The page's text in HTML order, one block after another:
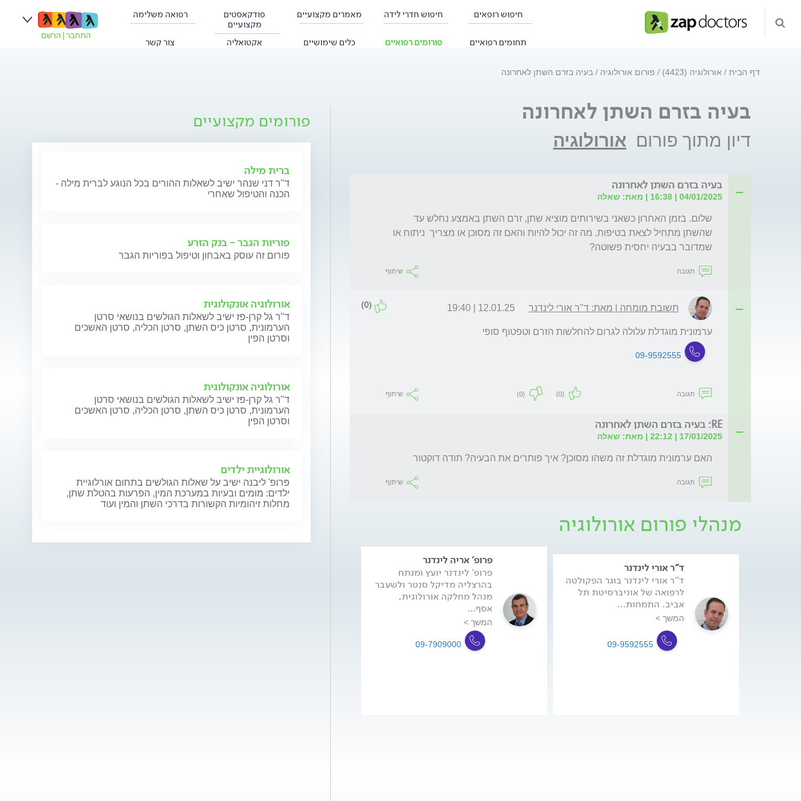
חיפוש רופאים חיפוש חדרי לידה מאמרים מקצועיים
פודקאסטים
מקצועיים
רפואה משלימה
תחומים רפואיים פורומים רפואיים כלים שימושיים אקטואליה צור קשר
התחבר הרשם
דף הבית אורולוגיה (4423) פורום אורולוגיה בעיה בזרם השתן לאחרונה
בעיה בזרם השתן לאחרונה
דיון מתוך פורום אורולוגיה
בעיה בזרם השתן לאחרונה
04/01/2025 | 16:38 | מאת: שאלה
שמדובר בבעיה יחסית פשוטה?
תגובה שיתוף
תשובת מומחה | מאת: ד"ר אורי לינדנר 12.01.25 | 19:40
(0)
ערמונית מוגדלת עלולה לגרום להחלשות הזרם וטפטוף סופי
09-9592555
תגובה (0)
(0) שיתוף
RE: בעיה בזרם השתן לאחרונה
17/01/2025 | 22:12 | מאת: שאלה
האם ערמונית מוגדלת זה משהו מסוכן? איך פותרים את הבעיה? תודה דוקטור
תגובה שיתוף
מנהלי פורום אורולוגיה
ד"ר אורי לינדנר
ד"ר אורי לינדנר בוגר הפקולטה
לרפואה של אוניברסיטת תל
אביב. התמחות...
המשך >
09-9592555
פרופ' אריה לינדנר
פרופ' לינדנר יועץ ומנתח
בהרצליה מדיקל סנטר ולשעבר
מנהל מחלקה אורולוגית,
אסף...
המשך >
09-7909000
פורומים מקצועיים
ברית מילה
ד"ר דני שנהר ישיב לשאלות ההורים בכל הנוגע לברית מילה -
הכנה והטיפול שאחרי
פוריות הגבר - בנק הזרע
פורום זה עוסק באבחון וטיפול בפוריות הגבר
אורולוגיה אונקולוגית
ד"ר גל קרן-פז ישיב לשאלות הגולשים בנושאי סרטן
הערמונית, סרטן כיס השתן, סרטן הכליה, סרטן האשכים
וסרטן הפין
אורולוגיה אונקולוגית
ד"ר גל קרן-פז ישיב לשאלות הגולשים בנושאי סרטן
הערמונית, סרטן כיס השתן, סרטן הכליה, סרטן האשכים
וסרטן הפין
אורולוגיית ילדים
פרופ' ליבנה ישיב על שאלות הגולשים בתחום אורלוגיית
ילדים: מומים ובעיות במערכת המין, הפרעות בהטלת שתן,
מחלות זיהומיות הקשורות בדרכי השתן והמין ועוד